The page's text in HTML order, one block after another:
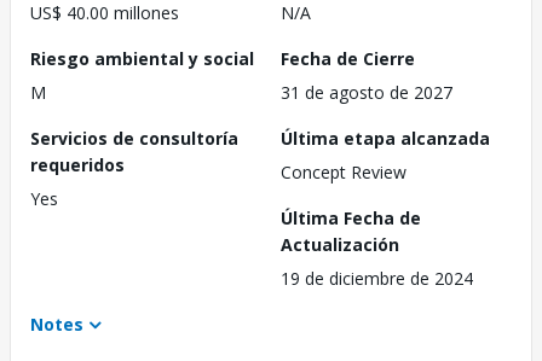
US$ 40.00 millones
N/A
Riesgo ambiental y social
M
Fecha de Cierre
31 de agosto de 2027
Servicios de consultoría
requeridos
Yes
Última etapa alcanzada
Concept Review
Última Fecha de
Actualización
19 de diciembre de 2024
Notes